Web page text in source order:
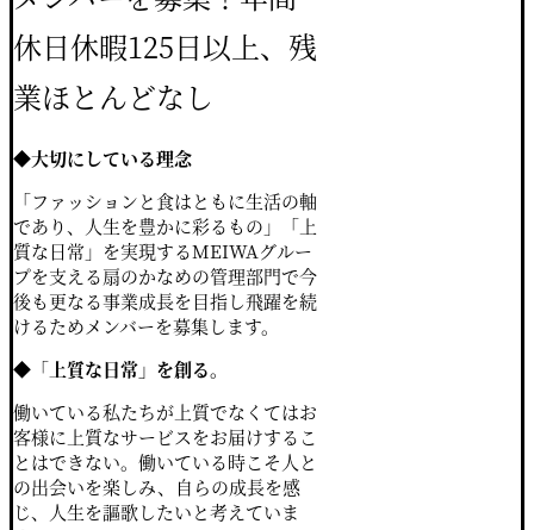
休日休暇125日以上、残
業ほとんどなし
◆⼤切にしている理念
「ファッションと⾷はともに⽣活の軸
であり、⼈⽣を豊かに彩るもの」
「上
質な⽇常」を実現するMEIWAグルー
プを⽀える扇のかなめの管理部⾨で今
後も更なる事業成⻑を⽬指し⾶躍を続
けるためメンバーを募集します。
◆「 上質な⽇常」を創る。
働いている私たちが上質でなくてはお
客様に上質なサービスをお届けするこ
とはできない。 働いている時こそ⼈と
の出会いを楽しみ、⾃らの成⻑を感
じ、⼈⽣を謳歌したいと考えていま